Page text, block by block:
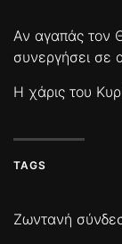
Αν αγαπάς τον
συνεργήσει σε
Η χάρις του
TAGS
Ζωντανή